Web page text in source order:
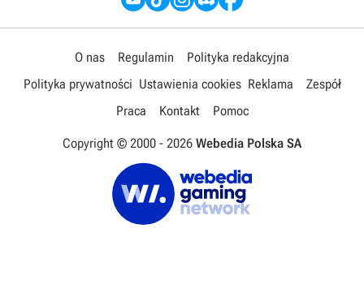
O nas Regulamin
Polityka redakcyjna
Polityka prywatności Ustawienia cookies Reklama
Zespół
Praca
Kontakt Pomoc
Copyright © 2000 - 2026 Webedia Polska SA